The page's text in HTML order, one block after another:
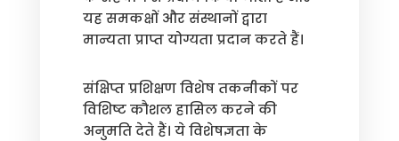
यह समकक्षों और संस्थानों द्वारा
मान्यता प्राप्त योग्यता प्रदान करते हैं।
संक्षिप्त प्रशिक्षण विशेष तकनीकों पर
विशिष्ट कौशल हासिल करने की
अनुमति देते हैं। ये विशेषज्ञता के